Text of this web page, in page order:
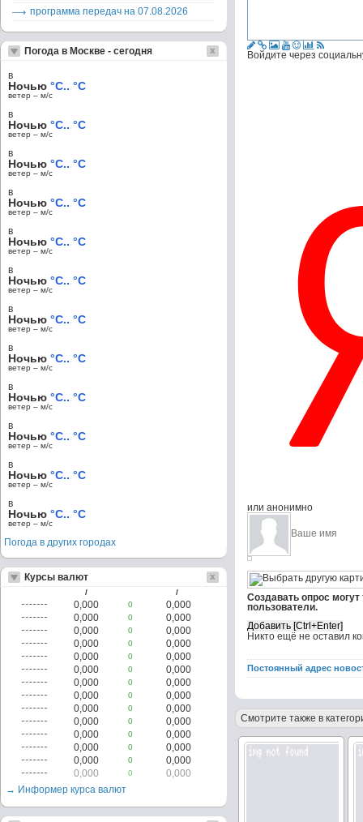
Войдите через
или анонимно
Создавать опрос
пользователи.
Никто ещё не оставил
Постоянный адрес
Смотрите также в
программа передач на 07.08.2026
Погода в Москве - сегодня
в
Ночью °C.. °C
ветер – м/c
в
Ночью °C.. °C
ветер – м/c
в
Ночью °C.. °C
ветер – м/c
в
Ночью °C.. °C
ветер – м/c
в
Ночью °C.. °C
ветер – м/c
в
Ночью °C.. °C
ветер – м/c
в
Ночью °C.. °C
ветер – м/c
в
Ночью °C.. °C
ветер – м/c
в
Ночью °C.. °C
ветер – м/c
в
Ночью °C.. °C
ветер – м/c
в
Ночью °C.. °C
ветер – м/c
в
Ночью °C.. °C
ветер – м/c
Погода в других городах
Курсы валют
/ /
0,000 0
0,000
0,000
0
0,000
0,000
0
0,000
0,000
0
0,000
0,000
0
0,000
0,000
0
0,000
0,000
0
0,000
0,000
0
0,000
0,000
0
0,000
0,000
0
0,000
0,000
0
0,000
0,000
0
0,000
0,000
0
0,000
0,000
0
0,000
→ Информер курса валют